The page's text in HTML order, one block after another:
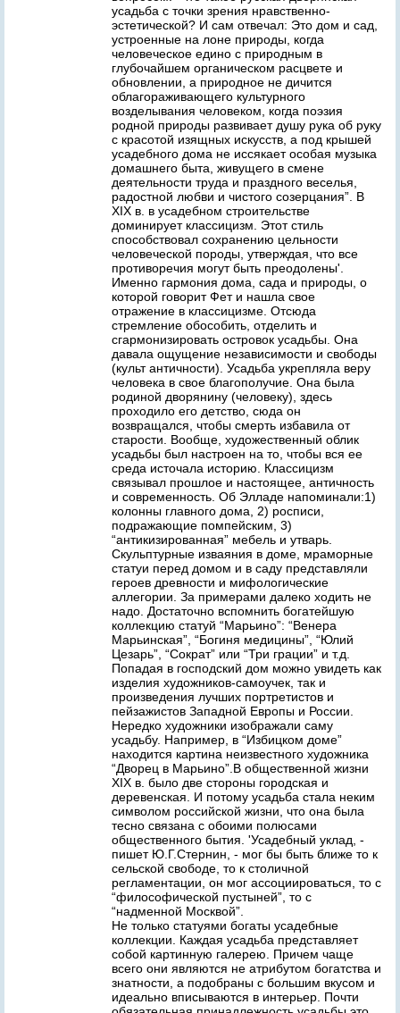
усадьба с точки зрения нравственно-
эстетической? И сам отвечал: Это дом и сад,
устроенные на лоне природы, когда
человеческое едино с природным в
глубочайшем органическом расцвете и
обновлении, а природное не дичится
облагораживающего культурного
возделывания человеком, когда поэзия
родной природы развивает душу рука об руку
с красотой изящных искусств, а под крышей
усадебного дома не иссякает особая музыка
домашнего быта, живущего в смене
деятельности труда и праздного веселья,
радостной любви и чистого созерцания”. В
XIX в. в усадебном строительстве
доминирует классицизм. Этот стиль
способствовал сохранению цельности
человеческой породы, утверждая, что все
противоречия могут быть преодолены'.
Именно гармония дома, сада и природы, о
которой говорит Фет и нашла свое
отражение в классицизме. Отсюда
стремление обособить, отделить и
сгармонизировать островок усадьбы. Она
давала ощущение независимости и свободы
(культ античности). Усадьба укрепляла веру
человека в свое благополучие. Она была
родиной дворянину (человеку), здесь
проходило его детство, сюда он
возвращался, чтобы смерть избавила от
старости. Вообще, художественный облик
усадьбы был настроен на то, чтобы вся ее
среда источала историю. Классицизм
связывал прошлое и настоящее, античность
и современность. Об Элладе напоминали:1)
колонны главного дома, 2) росписи,
подражающие помпейским, 3)
“антикизированная” мебель и утварь.
Скульптурные изваяния в доме, мраморные
статуи перед домом и в саду представляли
героев древности и мифологические
аллегории. За примерами далеко ходить не
надо. Достаточно вспомнить богатейшую
коллекцию статуй “Марьино”: “Венера
Марьинская”, “Богиня медицины”, “Юлий
Цезарь”, “Сократ” или “Три грации” и т.д.
Попадая в господский дом можно увидеть как
изделия художников-самоучек, так и
произведения лучших портретистов и
пейзажистов Западной Европы и России.
Нередко художники изображали саму
усадьбу. Например, в “Избицком доме”
находится картина неизвестного художника
“Дворец в Марьино”.В общественной жизни
XIX в. было две стороны городская и
деревенская. И потому усадьба стала неким
символом российской жизни, что она была
тесно связана с обоими полюсами
общественного бытия. 'Усадебный уклад, -
пишет Ю.Г.Стернин, - мог бы быть ближе то к
сельской свободе, то к столичной
регламентации, он мог ассоциироваться, то с
“философической пустыней”, то с
“надменной Москвой”.
Не только статуями богаты усадебные
коллекции. Каждая усадьба представляет
собой картинную галерею. Причем чаще
всего они являются не атрибутом богатства и
знатности, а подобраны с большим вкусом и
идеально вписываются в интерьер. Почти